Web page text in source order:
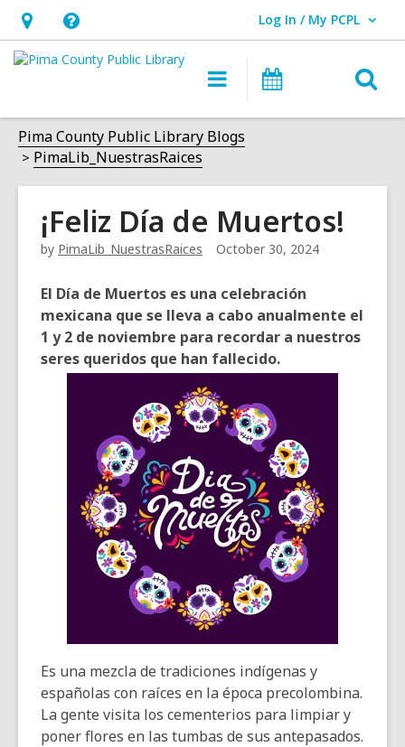
Hours
&
opens
an
overlay
Help,
opens
overlay
Log In / My PCPL
User Log In / My PCPL.
Main
navigation
Pima County Public Library Blogs
PimaLib_NuestrasRaices
¡Feliz Día de Muertos!
by PimaLib_NuestrasRaices October 30, 2024
El Día de Muertos es una celebración
mexicana que se lleva a cabo anualmente el
1 y 2 de noviembre para recordar a nuestros
seres queridos que han fallecido.
Es una mezcla de tradiciones indígenas y
españolas con raíces en la época precolombina.
La gente visita los cementerios para limpiar y
poner flores en las tumbas de sus antepasados.